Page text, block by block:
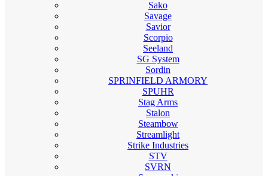
Sako
Savage
Savior
Scorpio
Seeland
SG System
Sordin
SPRINFIELD ARMORY
SPUHR
Stag Arms
Stalon
Steambow
Streamlight
Strike Industries
STV
SVRN